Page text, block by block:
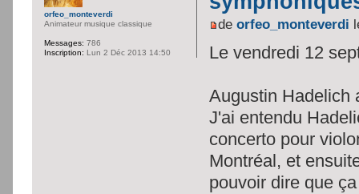
deorfeo_monteverdi
Le vendredi 12
Augustin Hadelich
J'ai entendu
concerto pour
Montréal, et
pouvoir dire que
orfeo_monteverdi
Animateur musique classique
Messages: 786
Inscription: Lun 2 Déc 2013 14:50